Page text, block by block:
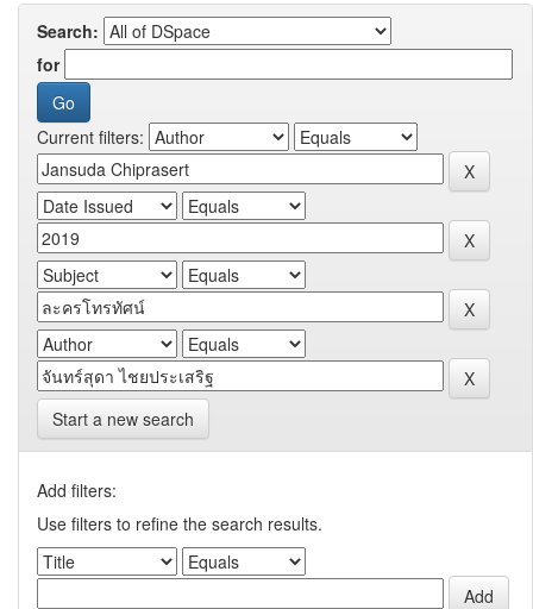
Search:
for
Current filters:
Start a new search
Add filters:
Use filters to refine the search results.